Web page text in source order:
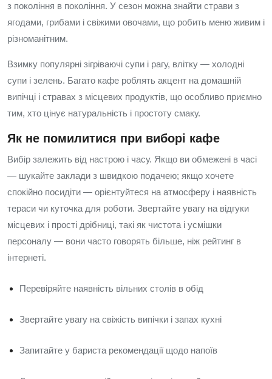
з покоління в покоління. У сезон можна знайти страви з
ягодами, грибами і свіжими овочами, що робить меню живим і
різноманітним.
Взимку популярні зігріваючі супи і рагу, влітку — холодні
супи і зелень. Багато кафе роблять акцент на домашній
випічці і стравах з місцевих продуктів, що особливо приємно
тим, хто цінує натуральність і простоту смаку.
Як не помилитися при виборі кафе
Вибір залежить від настрою і часу. Якщо ви обмежені в часі
— шукайте заклади з швидкою подачею; якщо хочете
спокійно посидіти — орієнтуйтеся на атмосферу і наявність
тераси чи куточка для роботи. Звертайте увагу на відгуки
місцевих і прості дрібниці, такі як чистота і усмішки
персоналу — вони часто говорять більше, ніж рейтинг в
інтернеті.
Перевіряйте наявність вільних столів в обід
Звертайте увагу на свіжість випічки і запах кухні
Запитайте у бариста рекомендації щодо напоїв